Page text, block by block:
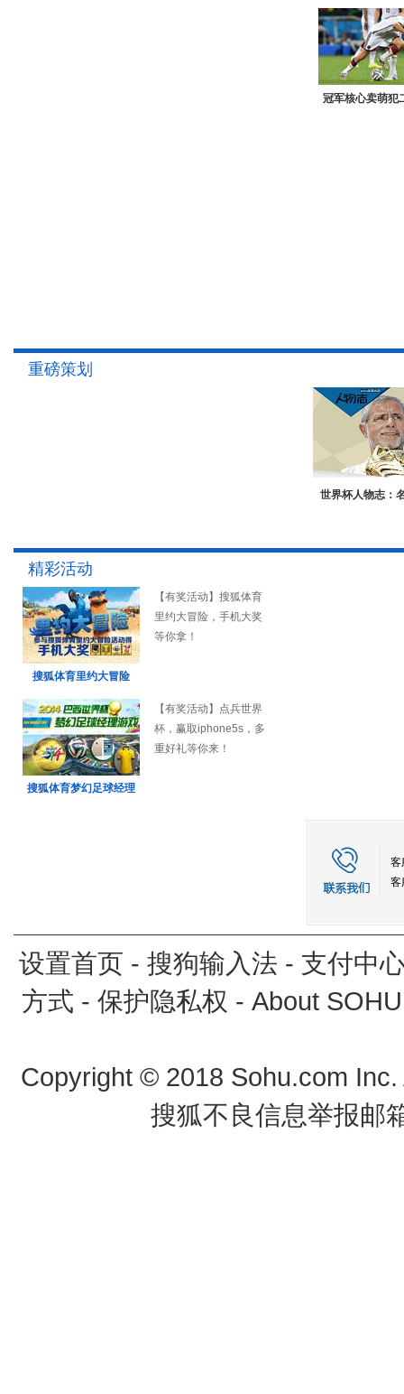
冠军核心卖萌犯
重磅策划
世界杯人物志：
精彩活动
搜狐体育里约大冒险
【有奖活动】搜狐体育
里约大冒险，手机大奖
等你拿！
搜狐体育梦幻足球经理
【有奖活动】点兵世界
杯，赢取iphone5s，多
重好礼等你来！
客
客
设置首页 - 搜狗输入法 - 支付中
方式 - 保护隐私权 - About SOHU
Copyright © 2018 Sohu.com
搜狐不良信息举报邮